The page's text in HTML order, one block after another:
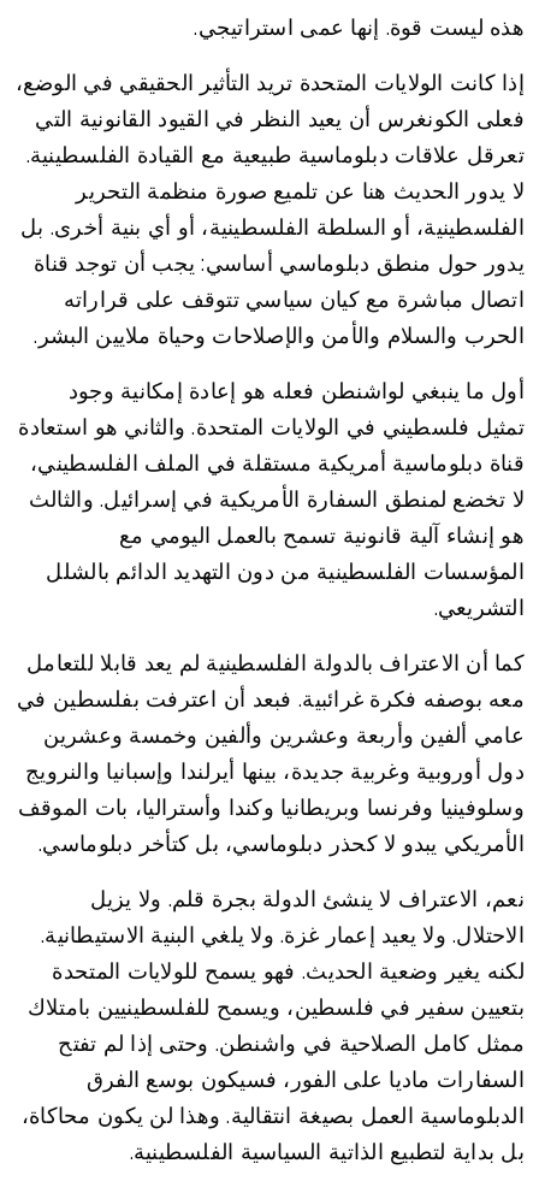
هذه ليست قوة. إنها عمى استراتيجي.
إذا كانت الولايات المتحدة تريد التأثير الحقيقي في الوضع،
فعلى الكونغرس أن يعيد النظر في القيود القانونية التي
تعرقل علاقات دبلوماسية طبيعية مع القيادة الفلسطينية.
لا يدور الحديث هنا عن تلميع صورة منظمة التحرير
الفلسطينية، أو السلطة الفلسطينية، أو أي بنية أخرى. بل
يدور حول منطق دبلوماسي أساسي: يجب أن توجد قناة
اتصال مباشرة مع كيان سياسي تتوقف على قراراته
الحرب والسلام والأمن والإصلاحات وحياة ملايين البشر.
أول ما ينبغي لواشنطن فعله هو إعادة إمكانية وجود
تمثيل فلسطيني في الولايات المتحدة. والثاني هو استعادة
قناة دبلوماسية أمريكية مستقلة في الملف الفلسطيني،
لا تخضع لمنطق السفارة الأمريكية في إسرائيل. والثالث
هو إنشاء آلية قانونية تسمح بالعمل اليومي مع
المؤسسات الفلسطينية من دون التهديد الدائم بالشلل
التشريعي.
كما أن الاعتراف بالدولة الفلسطينية لم يعد قابلا للتعامل
معه بوصفه فكرة غرائبية. فبعد أن اعترفت بفلسطين في
عامي ألفين وأربعة وعشرين وألفين وخمسة وعشرين
دول أوروبية وغربية جديدة، بينها أيرلندا وإسبانيا والنرويج
وسلوفينيا وفرنسا وبريطانيا وكندا وأستراليا، بات الموقف
الأمريكي يبدو لا كحذر دبلوماسي، بل كتأخر دبلوماسي.
نعم، الاعتراف لا ينشئ الدولة بجرة قلم. ولا يزيل
الاحتلال. ولا يعيد إعمار غزة. ولا يلغي البنية الاستيطانية.
لكنه يغير وضعية الحديث. فهو يسمح للولايات المتحدة
بتعيين سفير في فلسطين، ويسمح للفلسطينيين بامتلاك
ممثل كامل الصلاحية في واشنطن. وحتى إذا لم تفتح
السفارات ماديا على الفور، فسيكون بوسع الفرق
الدبلوماسية العمل بصيغة انتقالية. وهذا لن يكون محاكاة،
بل بداية لتطبيع الذاتية السياسية الفلسطينية.